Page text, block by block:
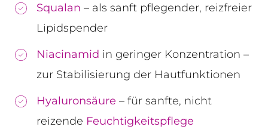
Squalan – als sanft pflegender, reizfreier
Lipidspender
Niacinamid in geringer Konzentration –
zur Stabilisierung der Hautfunktionen
Hyaluronsäure – für sanfte, nicht
reizende Feuchtigkeitspflege